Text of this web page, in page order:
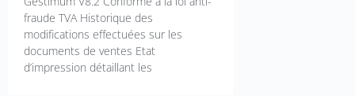
fraude TVA Historique des
modifications effectuées sur les
documents de ventes Etat
d’impression détaillant les